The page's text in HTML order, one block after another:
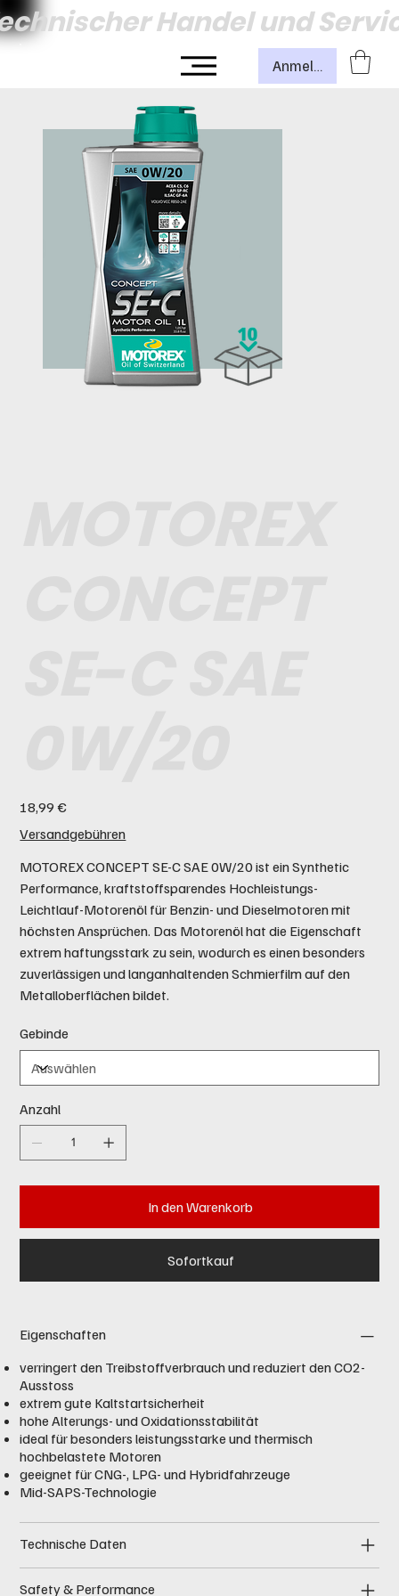
Handel und
Anmelden
18,99 €
Versandgebühren
MOTOREX CONCEPT SE-C SAE 0W/20 ist ein Synthetic
Performance, kraftstoffsparendes Hochleistungs-
Leichtlauf-Motorenöl für Benzin- und Dieselmotoren mit
höchsten Ansprüchen. Das Motorenöl hat die Eigenschaft
extrem haftungsstark zu sein, wodurch es einen besonders
zuverlässigen und langanhaltenden Schmierfilm auf den
Metalloberflächen bildet.
Gebinde
Anzahl
In den Warenkorb
Sofortkauf
Eigenschaften
verringert den Treibstoffverbrauch und reduziert den CO2-
Ausstoss
extrem gute Kaltstartsicherheit
hohe Alterungs- und Oxidationsstabilität
ideal für besonders leistungsstarke und thermisch
hochbelastete Motoren
geeignet für CNG-, LPG- und Hybridfahrzeuge
Mid-SAPS-Technologie
Technische Daten
Safety & Performance